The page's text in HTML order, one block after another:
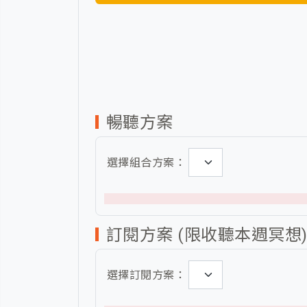
暢聽方案
選擇組合方案：
訂閱方案 (限收聽本週冥想)
選擇訂閱方案：